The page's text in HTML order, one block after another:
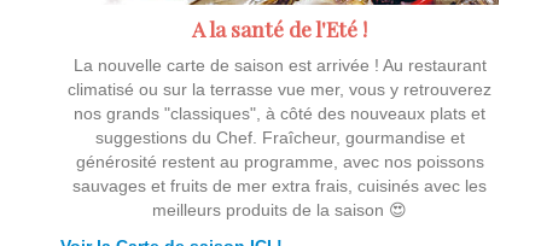
A la santé de l'Eté !
La nouvelle carte de saison est arrivée ! Au restaurant
climatisé ou sur la terrasse vue mer, vous y retrouverez
nos grands "classiques", à côté des nouveaux plats et
suggestions du Chef. Fraîcheur, gourmandise et
générosité restent au programme, avec nos poissons
sauvages et fruits de mer extra frais, cuisinés avec les
meilleurs produits de la saison 😍